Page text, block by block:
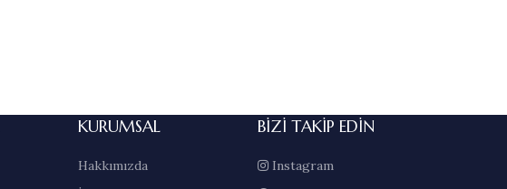
KURUMSAL
Hakkımızda
BIZI TAKIP EDIN
Instagram